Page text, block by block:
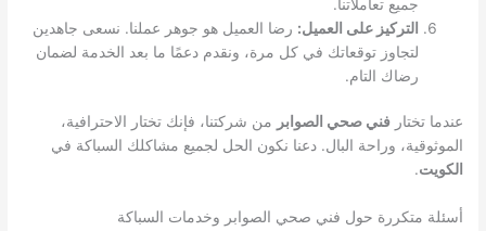
جميع تعاملاتنا.
التركيز على العميل: رضا العميل هو جوهر عملنا. نسعى جاهدين
لتجاوز توقعاتك في كل مرة، ونقدم دعمًا ما بعد الخدمة لضمان
رضاك التام.
عندما تختارفني صحي الصوابر من شركتنا، فإنك تختار الاحترافية،
الموثوقية، وراحة البال. دعنا نكون الحل لجميع مشاكلك السباكة في
الكويت.
أسئلة متكررة حول فني صحي الصوابر وخدمات السباكة